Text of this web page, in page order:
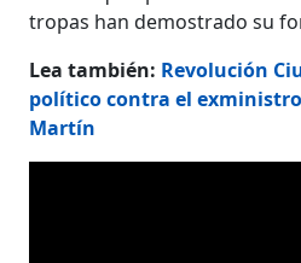
tropas han demostrado su
Lea también: Revolución
político contra el
Martín